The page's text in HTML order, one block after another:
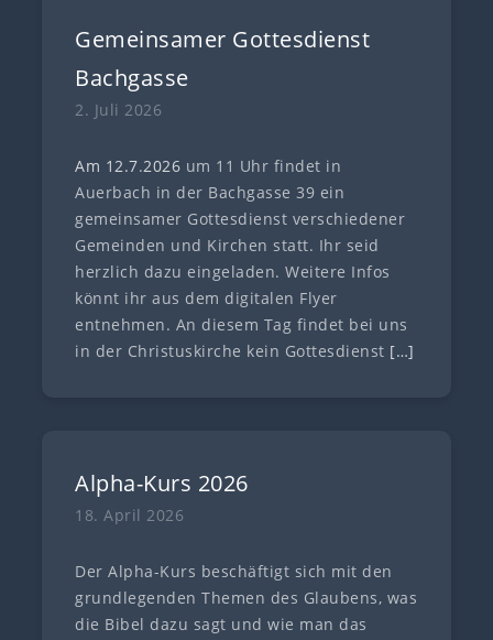
Gemeinsamer Gottesdienst
Bachgasse
2. Juli 2026
Am 12.7.2026 um 11 Uhr findet in
Auerbach in der Bachgasse 39 ein
gemeinsamer Gottesdienst verschiedener
Gemeinden und Kirchen statt. Ihr seid
herzlich dazu eingeladen. Weitere Infos
könnt ihr aus dem digitalen Flyer
entnehmen. An diesem Tag findet bei uns
in der Christuskirche kein Gottesdienst […]
Alpha-Kurs 2026
18. April 2026
Der Alpha-Kurs beschäftigt sich mit den
grundlegenden Themen des Glaubens, was
die Bibel dazu sagt und wie man das